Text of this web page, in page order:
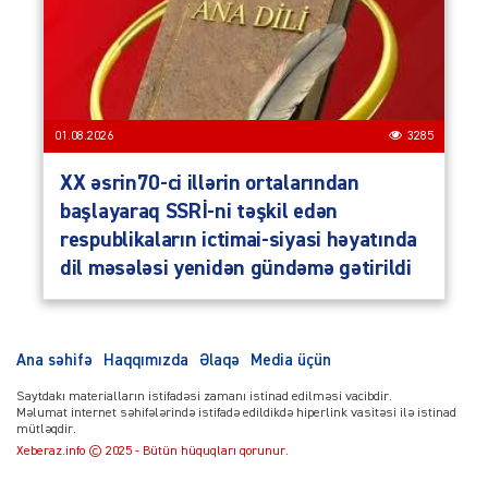
01.08.2026 3285
XX əsrin70-ci illərin ortalarından
başlayaraq SSRİ-ni təşkil edən
respublikaların ictimai-siyasi həyatında
dil məsələsi yenidən gündəmə gətirildi
Ana səhifə Haqqımızda Əlaqə Media üçün
Saytdakı materialların istifadəsi zamanı istinad edilməsi vacibdir.
Məlumat internet səhifələrində istifadə edildikdə hiperlink vasitəsi ilə istinad
mütləqdir.
Xeberaz.info © 2025 - Bütün hüquqları qorunur.